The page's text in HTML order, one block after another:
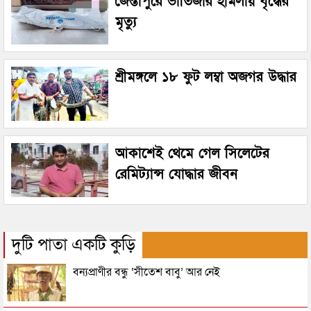
মৃত্যু
শ্রীমঙ্গলে ১৮ ফুট লম্বা অজগর উদ্ধার
আকাশেই থেমে গেল সিলেটের
রেমিট্যান্স যোদ্ধার জীবন
দুটি পাতা একটি কুড়ি
বন্যপ্রাণীর বন্ধু ‘সীতেশ বাবু’ আর নেই